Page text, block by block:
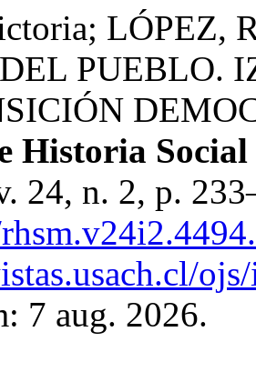
LÓPEZ,
PUEBLO.
Historia
24, n. 2, p.
7 aug. 2026.